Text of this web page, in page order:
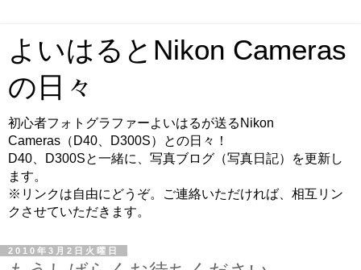
よいはるとNikon Cameras
の日々
初心者フォトグラファーよいはるが送るNikon
Cameras（D40、D300S）との日々！
D40、D300Sと一緒に、写真ブログ（写真日記）を更新し
ます。
※リンクは自由にどうぞ。ご連絡いただければ、相互リン
クさせていただきます。
2010年3月2日火曜日